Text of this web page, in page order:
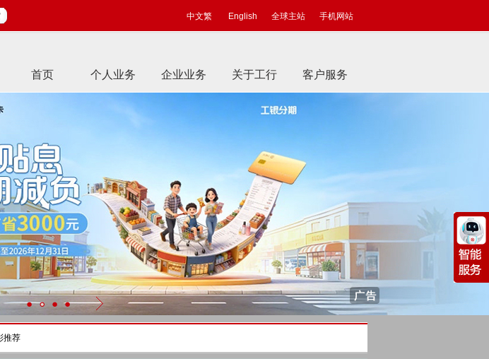
中文繁 English 全球主站 手机网站
首页 个人业务 企业业务 关于工行 客户服务
推荐